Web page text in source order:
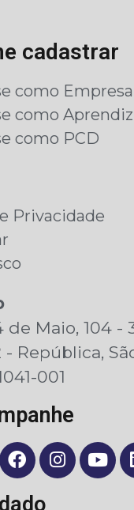
cadastrar
como Empresa
como Aprendiz
como PCD
Privacidade
de Maio, 104 -
- República,
001